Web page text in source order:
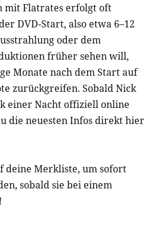
mit Flatrates erfolgt oft
DVD-Start, also etwa 6–12
oder dem
früher sehen will,
Monate nach dem Start auf
zurückgreifen. SobaldNick
einer Nacht offiziell online
die neuesten Infos direkt hier
deine Merkliste, um sofort
sobald sie bei einem